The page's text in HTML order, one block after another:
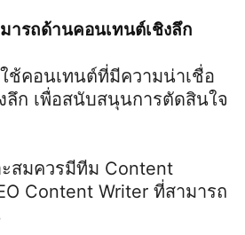
ารถด้านคอนเทนต์เชิงลึก
ช้คอนเทนต์ที่มีความน่าเชื่อ
ลึก เพื่อสนับสนุนการตัดสินใจ
สมควรมีทีม Content
Content Writer ที่สามารถ